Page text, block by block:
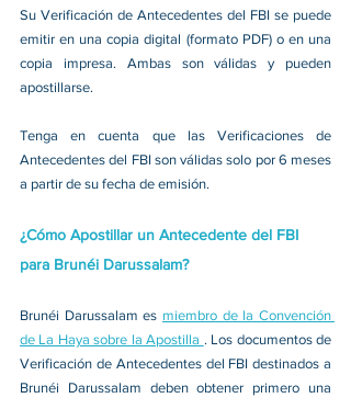
Su Verificación de Antecedentes del FBI se puede
emitir en una copia digital (formato PDF) o en una
copia impresa. Ambas son válidas y pueden
apostillarse.
Tenga en cuenta que las Verificaciones de
Antecedentes del FBI son válidas solo por 6 meses
a partir de su fecha de emisión.
¿Cómo Apostillar un Antecedente del FBI
para Brunéi Darussalam?
Brunéi Darussalam es miembro de la Convención
de La Haya sobre la Apostilla . Los documentos de
Verificación de Antecedentes del FBI destinados a
Brunéi Darussalam deben obtener primero una